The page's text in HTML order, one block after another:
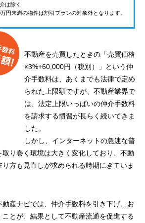
は除く
円未満の物件は割引プランの対象外となります。
不動産を売買したときの「売買価格
×3%+60,000円（税別）」という仲
介手数料は、あくまでも法律で定め
られた上限額ですが、不動産業界で
は、法定上限いっぱいの仲介手数料
を請求する慣習が長らく続いてきま
した。
しかし、インターネットの急速な普
り巻く環境は大きく変化しており、不動
方も見直しが求められる時期にきていま
産ナビでは、仲介手数料を引き下げ、お
とが、結果として不動産流通を促進する